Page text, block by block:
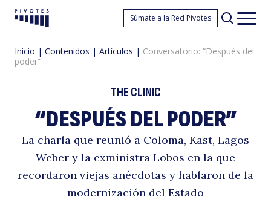
Pivotes Súmate a la Red Pivotes
Inicio | Contenidos | Artículos | Conversatorio: “Después del
poder”
THE CLINIC
“DESPUÉS DEL PODER”
La charla que reunió a Coloma, Kast, Lagos
Weber y la exministra Lobos en la que
recordaron viejas anécdotas y hablaron de la
modernización del Estado